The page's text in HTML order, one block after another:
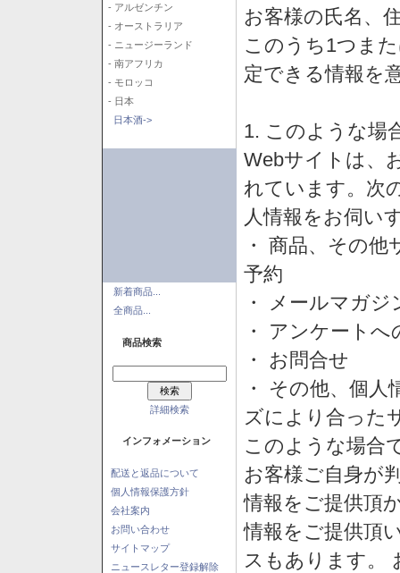
- アルゼンチン
- オーストラリア
- ニュージーランド
- 南アフリカ
- モロッコ
- 日本
日本酒->
新着商品...
全商品...
商品検索
詳細検索
インフォメーション
配送と返品について
個人情報保護方針
会社案内
お問い合わせ
サイトマップ
ニュースレター登録解除
お客様の氏名、
このうち1つま
定できる情報を
1. このような場
Webサイトは、
れています。次
人情報をお伺い
・ 商品、その
予約
・ メールマガ
・ アンケートへ
・ お問合せ
・ その他、個
ズにより合った
このような場合
お客様ご自身が
情報をご提供頂
情報をご提供頂
スもあります。